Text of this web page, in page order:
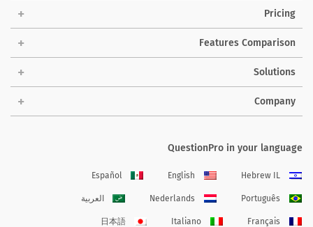
Pricing
Features Comparison
Solutions
Company
QuestionPro in your language
Hebrew IL
English
Español
Português
Nederlands العربية
Français
Italiano
日本語